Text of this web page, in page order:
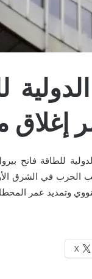
للطاقة فاتح
الحرب في الشرق
وتمديد عمر
X